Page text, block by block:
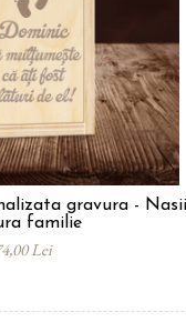
gravura - Nasii
familie
Lei